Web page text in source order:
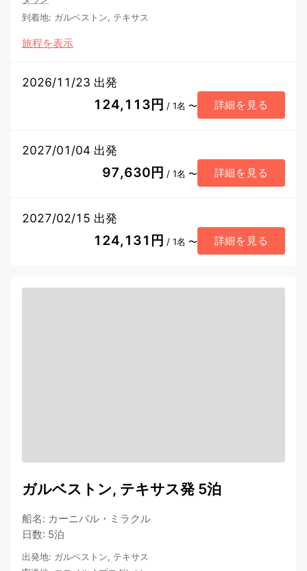
到着地: ガルベストン, テキサス
旅程を表示
2026/11/23 出発
124,113円 / 1名 〜 詳細を見る
2027/01/04 出発
97,630円 / 1名 〜 詳細を見る
2027/02/15 出発
124,131円 / 1名 〜 詳細を見る
ガルベストン, テキサス発 5泊
船名: カーニバル・ミラクル
日数: 5泊
出発地: ガルベストン, テキサス